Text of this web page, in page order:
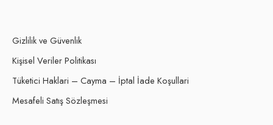
Gizlilik ve Güvenlik
Kişisel Veriler Politikası
Tüketici Haklari – Cayma – İptal İade Koşullari
Mesafeli Satış Sözleşmesi